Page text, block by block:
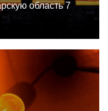
область 7